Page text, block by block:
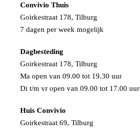
Convivio Thuis
Goirkestraat 178, Tilburg
7 dagen per week mogelijk
Dagbesteding
Goirkestraat 178, Tilburg
Ma open van 09.00 tot 19.30 uur
Di t/m vr open van 09.00 tot 17.00 uur
Huis Convivio
Goirkestraat 69, Tilburg